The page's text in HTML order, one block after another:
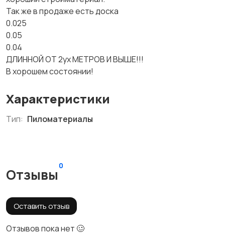
Так же в продаже есть доска
0.025
0.05
0.04
ДЛИННОЙ ОТ 2ух МЕТРОВ И ВЫШЕ!!!
В хорошем состоянии!
Характеристики
Тип: Пиломатериалы
Отзывы
0
Оставить отзыв
Отзывов пока нет 🥴